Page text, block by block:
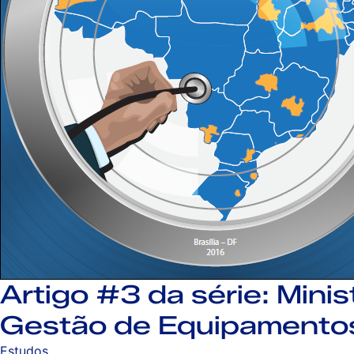
Artigo #3 da série:
Gestão de
Estudos